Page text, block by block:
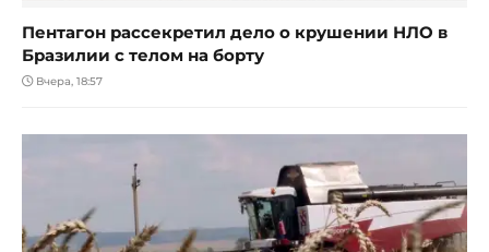
Пентагон рассекретил дело о крушении НЛО в
Бразилии с телом на борту
Вчера, 18:57